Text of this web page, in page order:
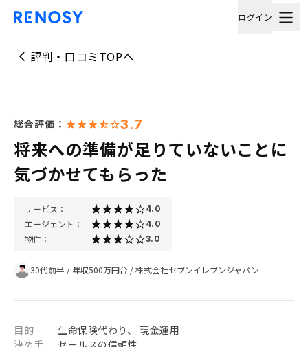
ログイン
評判・口コミTOPへ
総合評価： 3.7
将来への準備が足りていないことに
気づかせてもらった
サービス： 4.0
エージェント： 4.0
物件： 3.0
30代前半 / 年収500万円台 /株式会社セブンイレブンジャパン
目的
生命保険代わり、 現金運用
決め手
セールスの信頼性